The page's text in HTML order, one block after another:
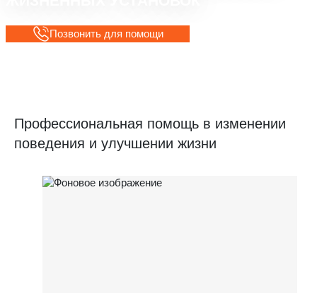
Позвонить для помощи
Профессиональная помощь в изменении
поведения и улучшении жизни